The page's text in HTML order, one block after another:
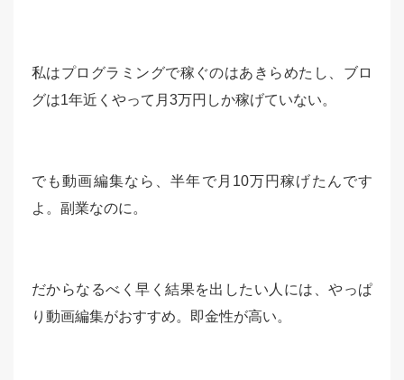
私はプログラミングで稼ぐのはあきらめたし、ブロ
グは1年近くやって月3万円しか稼げていない。
でも動画編集なら、半年で月10万円稼げたんです
よ。副業なのに。
だからなるべく早く結果を出したい人には、やっぱ
り動画編集がおすすめ。即金性が高い。